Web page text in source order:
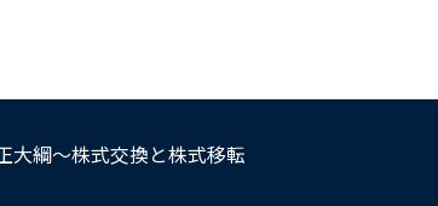
綱～株式交換と株式移転